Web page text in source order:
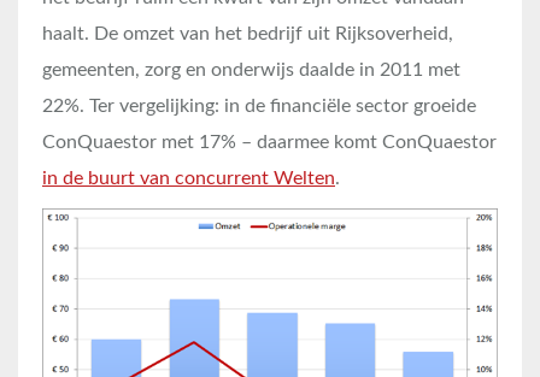
haalt. De omzet van het bedrijf uit Rijksoverheid,
gemeenten, zorg en onderwijs daalde in 2011 met
22%. Ter vergelijking: in de financiële sector groeide
ConQuaestor met 17% – daarmee komt ConQuaestor
in de buurt van concurrent Welten.